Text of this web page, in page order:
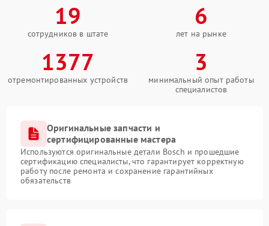
19
сотрудников в штате
6
лет на рынке
1377
отремонтированных устройств
3
минимальный опыт работы
специалистов
Оригинальные запчасти и
сертифицированные мастера
Используются оригинальные детали Bosch и прошедшие
сертификацию специалисты, что гарантирует корректную
работу после ремонта и сохранение гарантийных
обязательств